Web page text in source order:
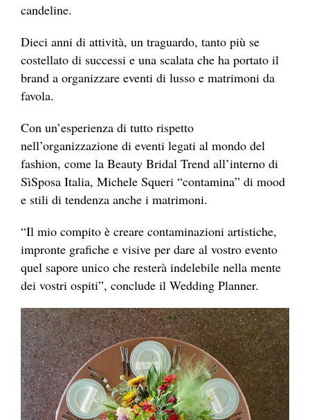
candeline.
Dieci anni di attività, un traguardo, tanto più se
costellato di successi e una scalata che ha portato il
brand a organizzare eventi di lusso e matrimoni da
favola.
Con un’esperienza di tutto rispetto
nell’organizzazione di eventi legati al mondo del
fashion, come la Beauty Bridal Trend all’interno di
SìSposa Italia, Michele Squeri “contamina” di mood
e stili di tendenza anche i matrimoni.
“Il mio compito è creare contaminazioni artistiche,
impronte grafiche e visive per dare al vostro evento
quel sapore unico che resterà indelebile nella mente
dei vostri ospiti”, conclude il Wedding Planner.